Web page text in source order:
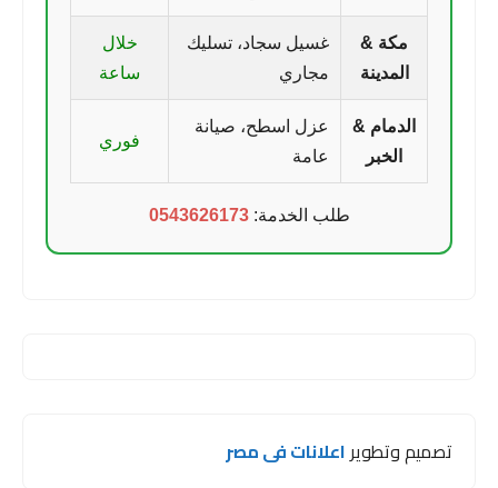
مكة &
المدينة
غسيل سجاد، تسليك
مجاري
خلال
ساعة
الدمام &
الخبر
عزل اسطح، صيانة
عامة
فوري
طلب الخدمة:0543626173
تصميم وتطويراعلانات فى مصر